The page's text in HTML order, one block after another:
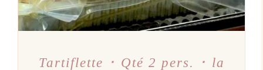
Tartiflette ･ Qté 2 pers. ･ la